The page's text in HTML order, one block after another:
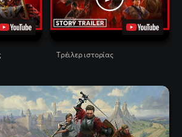
Τρέιλερ ιστορίας